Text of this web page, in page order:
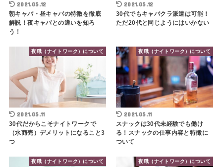
2021.05.12
朝キャバ・昼キャバの特徴を徹底
解説！夜キャバとの違いを知ろ
う！
2021.05.12
30代でもキャバクラ派遣は可能！
ただ20代と同じようにはいかない
夜職（ナイトワーク）について
2021.05.11
30代だからこそナイトワークで
（水商売）デメリットになること3
つ
夜職（ナイトワーク）について
2021.05.11
スナックは30代未経験でも働け
る！スナックの仕事内容と特徴に
ついて
夜職（ナイトワーク）について 夜職（ナイトワーク）について